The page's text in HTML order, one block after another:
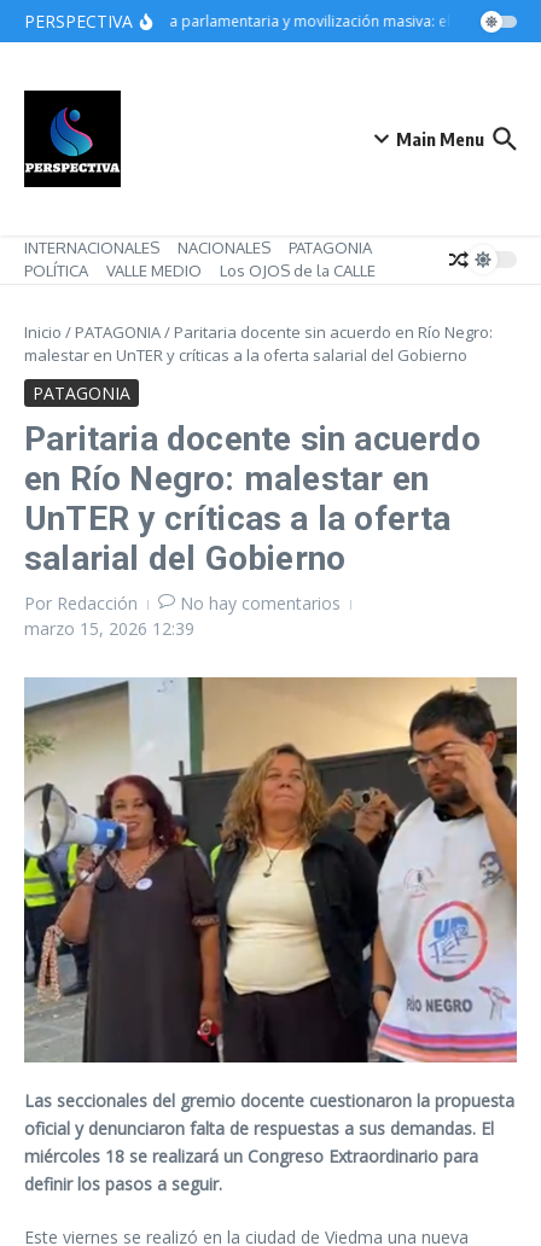
Saltar al contenido
PERSPECTIVADerrota parlamentaria y movilización masiva: el gobierno
Main Menu
INTERNACIONALES NACIONALES
PATAGONIA
POLÍTICA
VALLE MEDIO Los OJOS de la CALLE
Inicio / PATAGONIA/ Paritaria docente sin acuerdo en Río Negro:
malestar en UnTER y críticas a la oferta salarial del Gobierno
PATAGONIA
Paritaria docente sin acuerdo
en Río Negro: malestar en
UnTER y críticas a la oferta
salarial del Gobierno
Por Redacción
No hay comentarios
marzo 15, 2026 12:39
Las seccionales del gremio docente cuestionaron la propuesta
oficial y denunciaron falta de respuestas a sus demandas. El
miércoles 18 se realizará un Congreso Extraordinario para
definir los pasos a seguir.
Este viernes se realizó en la ciudad de Viedma una nueva